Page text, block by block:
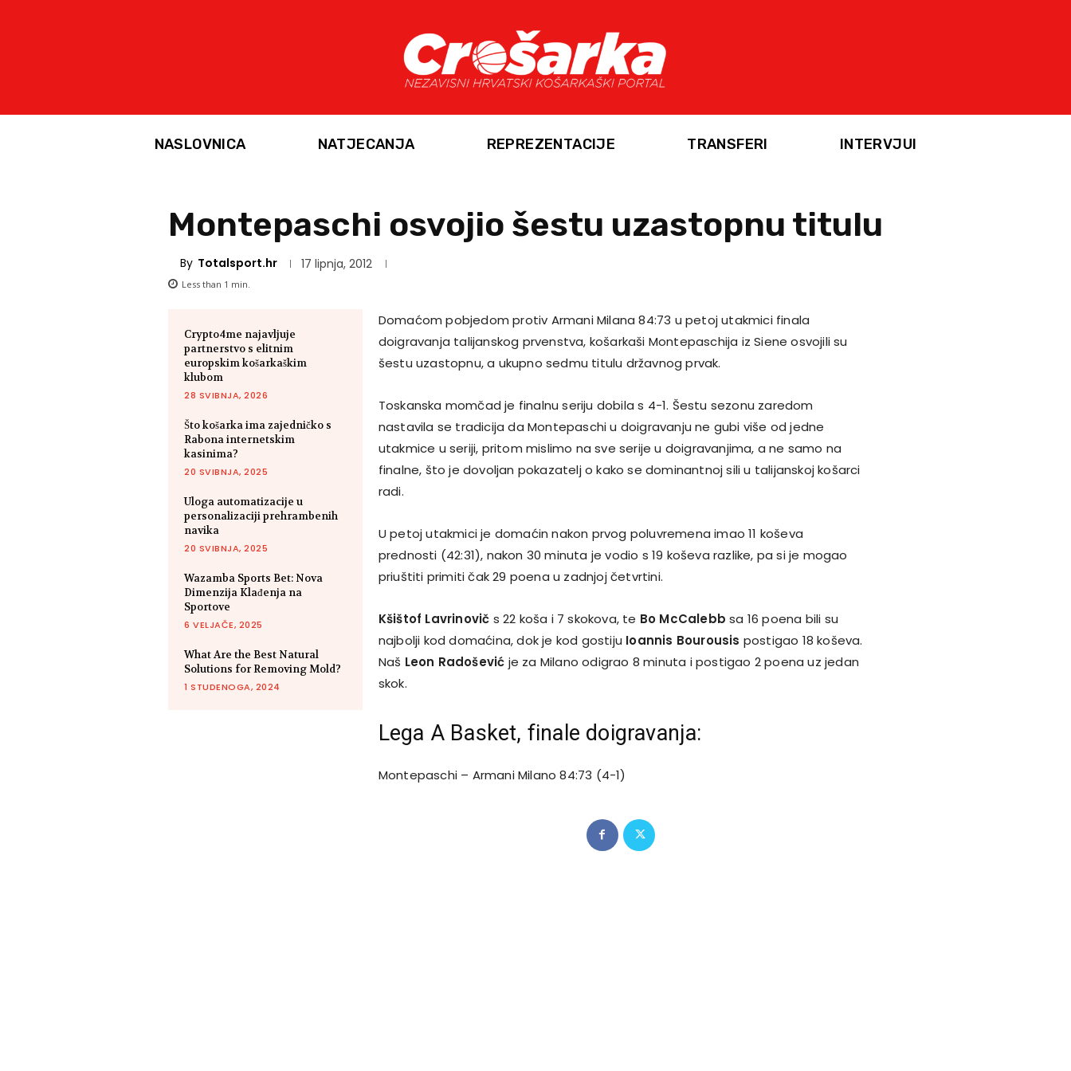
NASLOVNICA NATJECANJA REPREZENTACIJE TRANSFERI INTERVJUI
Montepaschi osvojio šestu uzastopnu titulu
By Totalsport.hr 17 lipnja, 2012
Less than 1 min.
Crypto4me najavljuje
partnerstvo s elitnim
europskim košarkaškim
klubom
28 SVIBNJA, 2026
Što košarka ima zajedničko s
Rabona internetskim
kasinima?
20 SVIBNJA, 2025
Uloga automatizacije u
personalizaciji prehrambenih
navika
20 SVIBNJA, 2025
Wazamba Sports Bet: Nova
Dimenzija Klađenja na
Sportove
6 VELJAČE, 2025
What Are the Best Natural
Solutions for Removing Mold?
1 STUDENOGA, 2024
Domaćom pobjedom protiv Armani Milana 84:73 u petoj utakmici finala
doigravanja talijanskog prvenstva, košarkaši Montepaschija iz Siene osvojili su
šestu uzastopnu, a ukupno sedmu titulu državnog prvak.
Toskanska momčad je finalnu seriju dobila s 4-1. Šestu sezonu zaredom
nastavila se tradicija da Montepaschi u doigravanju ne gubi više od jedne
utakmice u seriji, pritom mislimo na sve serije u doigravanjima, a ne samo na
finalne, što je dovoljan pokazatelj o kako se dominantnoj sili u talijanskoj košarci
radi.
U petoj utakmici je domaćin nakon prvog poluvremena imao 11 koševa
prednosti (42:31), nakon 30 minuta je vodio s 19 koševa razlike, pa si je mogao
priuštiti primiti čak 29 poena u zadnjoj četvrtini.
Kšištof Lavrinovič s 22 koša i 7 skokova, te Bo McCalebb sa 16 poena bili su
najbolji kod domaćina, dok je kod gostiju Ioannis Bourousis postigao 18 koševa.
Naš Leon Radošević je za Milano odigrao 8 minuta i postigao 2 poena uz jedan
skok.
Lega A Basket, finale doigravanja:
Montepaschi – Armani Milano 84:73 (4-1)